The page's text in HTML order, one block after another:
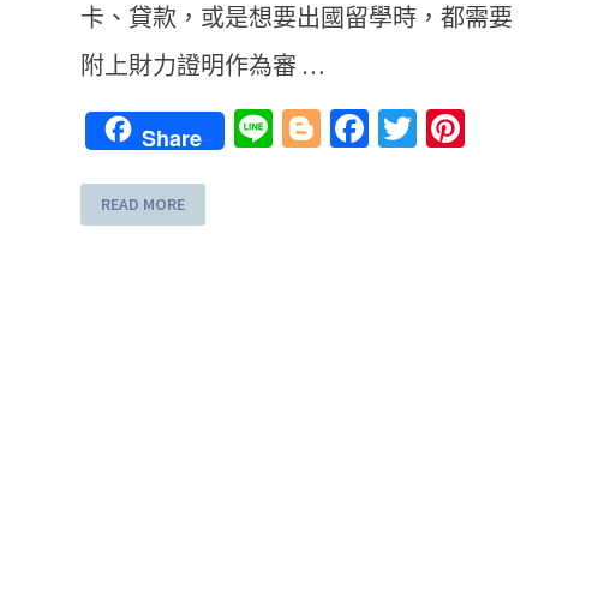
卡、貸款，或是想要出國留學時，都需要
附上財力證明作為審 …
Share LineBlogger
Facebook
Twitter
READ MORE